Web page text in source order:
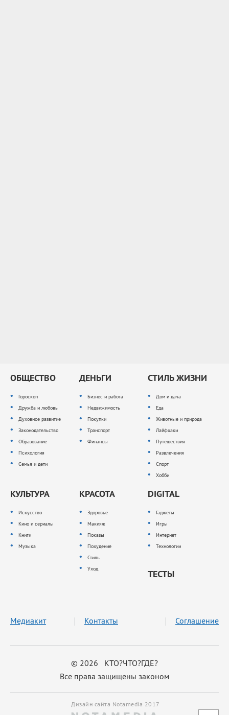
ОБЩЕСТВО
Гороскоп
Дружба и любовь
Духовное развитие
Законодательство
Образование
Психология
Семья и дети
ДЕНЬГИ
Бизнес и работа
Недвижимость
Покупки
Транспорт
Финансы
СТИЛЬ ЖИЗНИ
Дом и дача
Еда
Животные и природа
Лайфхаки
Путешествия
Развлечения
Спорт
Хобби
КУЛЬТУРА
Искусство
Кино и сериалы
Книги
Музыка
КРАСОТА
Здоровье
Макияж
Показы
Похудение
Стиль
Уход
DIGITAL
Гаджеты
Игры
Интернет
Технологии
ТЕСТЫ
© 2026 КТО?ЧТО?ГДЕ?
Все права защищены законом
Медиакит Контакты Соглашение
Дизайн сайта Notamedia 2017